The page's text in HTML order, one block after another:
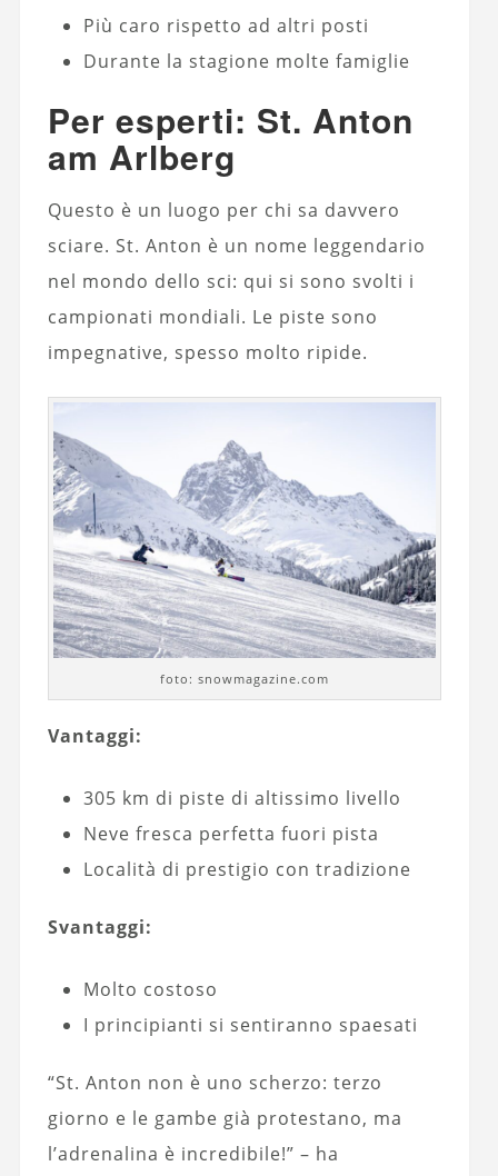
Più caro rispetto ad altri posti
Durante la stagione molte famiglie
Per esperti: St. Anton
am Arlberg
Questo è un luogo per chi sa davvero
sciare. St. Anton è un nome leggendario
nel mondo dello sci: qui si sono svolti i
campionati mondiali. Le piste sono
impegnative, spesso molto ripide.
foto: snowmagazine.com
Vantaggi:
305 km di piste di altissimo livello
Neve fresca perfetta fuori pista
Località di prestigio con tradizione
Svantaggi:
Molto costoso
I principianti si sentiranno spaesati
“St. Anton non è uno scherzo: terzo
giorno e le gambe già protestano, ma
l’adrenalina è incredibile!” – ha